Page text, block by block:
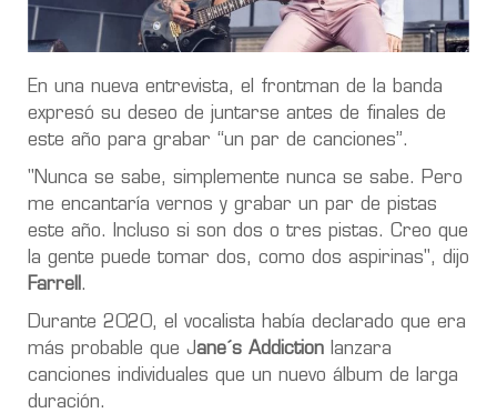
En una nueva entrevista, el frontman de la banda
expresó su deseo de juntarse antes de finales de
este año para grabar “un par de canciones”.
"Nunca se sabe, simplemente nunca se sabe. Pero
me encantaría vernos y grabar un par de pistas
este año. Incluso si son dos o tres pistas. Creo que
la gente puede tomar dos, como dos aspirinas", dijo
Farrell .
Durante 2020, el vocalista había declarado que era
más probable que Jane´s Addiction lanzara
canciones individuales que un nuevo álbum de larga
duración.